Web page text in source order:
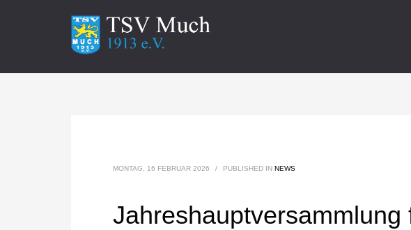
MONTAG, 16 FEBRUAR 2026 / PUBLISHED IN NEWS
Jahreshauptversammlung